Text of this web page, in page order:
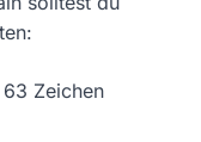
Zeichen